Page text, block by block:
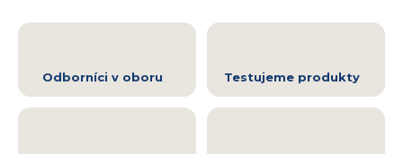
Odborníci v oboru Testujeme produkty